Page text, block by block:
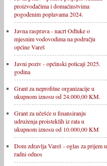
proizvođačima i domaćinstvima
pogođenim poplavama 2024.
Javna rasprava - nacrt Odluke o
mjesnim vodovodima na području
općine Vareš
Javni poziv - općinski poticaji 2025.
godina
Grant za neprofitne organizacije u
ukupnom iznosu od 24.000,00 KM.
Grant za učešće u finansiranju
udruženja proisteklih iz rata u
ukupnom iznosu od 10.000,00 KM
Dom zdravlja Vareš - oglas za prijem u
radni odnos